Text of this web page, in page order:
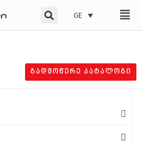
GE
ᲒᲐᲓᲛᲝᲬᲔᲠᲔ ᲙᲐᲢᲐᲚᲝᲒᲘ